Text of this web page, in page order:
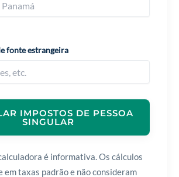
fonte estrangeira
IMPOSTOS DE PESSOA
SINGULAR
é informativa. Os cálculos
em taxas padrão e não consideram